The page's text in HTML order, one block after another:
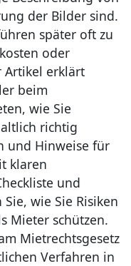
der Bilder sind.
später oft zu
oder
Artikel erklärt
beim
wie Sie
richtig
und Hinweise für
klaren
und
wie Sie Risiken
Mieter schützen.
Mietrechtsgesetz
Verfahren in